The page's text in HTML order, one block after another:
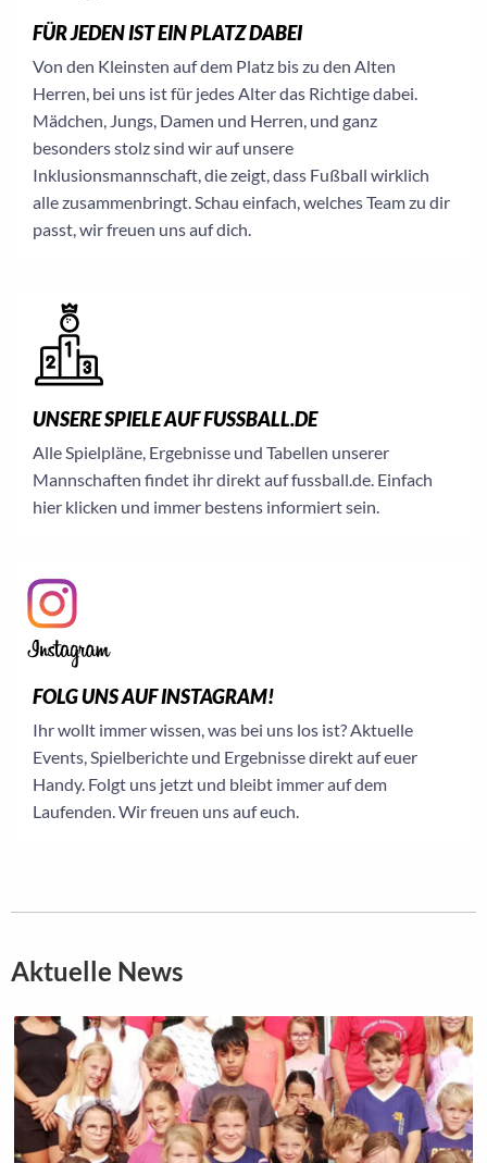
FÜR JEDEN IST EIN PLATZ DABEI
Von den Kleinsten auf dem Platz bis zu den Alten
Herren, bei uns ist für jedes Alter das Richtige dabei.
Mädchen, Jungs, Damen und Herren, und ganz
besonders stolz sind wir auf unsere
Inklusionsmannschaft, die zeigt, dass Fußball wirklich
alle zusammenbringt. Schau einfach, welches Team zu dir
passt, wir freuen uns auf dich.
UNSERE SPIELE AUF FUSSBALL.DE
Alle Spielpläne, Ergebnisse und Tabellen unserer
Mannschaften findet ihr direkt auf fussball.de. Einfach
hier klicken und immer bestens informiert sein.
FOLG UNS AUF INSTAGRAM!
Ihr wollt immer wissen, was bei uns los ist? Aktuelle
Events, Spielberichte und Ergebnisse direkt auf euer
Handy. Folgt uns jetzt und bleibt immer auf dem
Laufenden. Wir freuen uns auf euch.
Aktuelle News